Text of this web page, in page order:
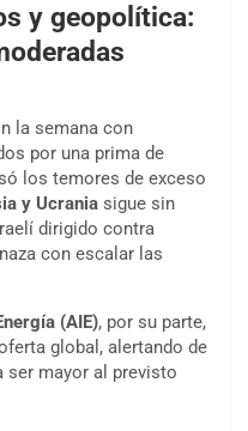
y geopolítica:
la semana con
por una prima de
los temores de exceso
y Ucrania sigue sin
dirigido contra
con escalar las
(AIE), por su parte,
global, alertando de
ser mayor al previsto